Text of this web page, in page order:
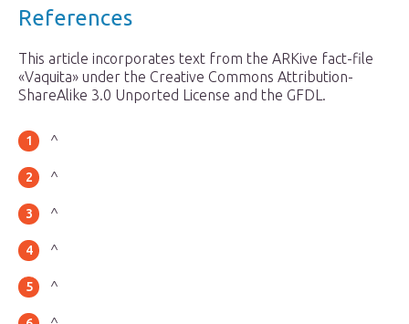
References
This article incorporates text from the ARKive fact-file
«Vaquita» under the Creative Commons Attribution-
ShareAlike 3.0 Unported License and the GFDL.
^
^
^
^
^